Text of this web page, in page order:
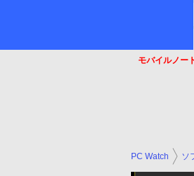
モバイルノー
PC Watch ソ